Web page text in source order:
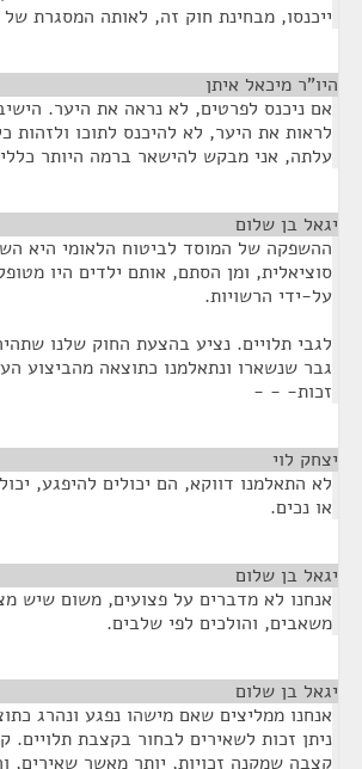
ייכנסו, מבחינת חוק זה, לאותה המסגרת
היו"ר מיכאל איתן
אם ניכנס לפרטים, לא נראה את היער.
לראות את היער, לא להיכנס לתוכו ולזהות
עלתה, אני מבקש להישאר ברמה היותר
יגאל בן שלום
ההשפקה של המוסד לביטוח הלאומי היא
סוציאלית, ומן הסתם, אותם ילדים היו
על-ידי הרשויות.
לגבי תלויים. נציע בהצעת החוק שלנו
גבר שנשארו ונתאלמנו כתוצאה מהביצוע
זכות- - -
יצחק לוי
לא התאלמנו דווקא, הם יכולים להיפגע,
או נכים.
יגאל בן שלום
אנחנו לא מדברים על פצועים, משום שיש
משאבים, והולכים לפי שלבים.
יגאל בן שלום
אנחנו ממליצים שאם מישהו נפגע ונהרג
ניתן זכות לשאירים לבחור בקצבת תלויים.
קצבה שמקנה זכויות, יותר מאשר שאירים,